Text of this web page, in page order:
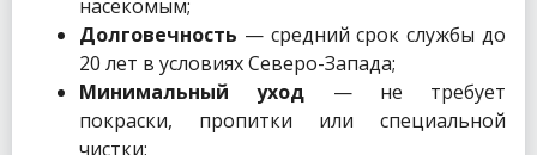
насекомым;
Долговечность — средний срок службы до
20 лет в условиях Северо-Запада;
Минимальный уход — не требует
покраски, пропитки или специальной
чистки;